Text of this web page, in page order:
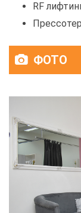
RF
ФОТО